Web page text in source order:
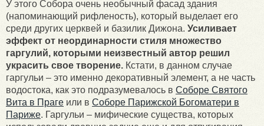
У этого Собора очень необычный фасад здания
(напоминающий рифленость), который выделает его
среди других церквей и базилик Дижона. Усиливает
эффект от неординарности стиля множество
гаргулий, которыми неизвестный автор решил
украсить свое творение. Кстати, в данном случае
гаргульи – это именно декоративный элемент, а не часть
водостока, как это подразумевалось в Соборе Святого
Вита в Праге или в Соборе Парижской Богоматери в
Париже. Гаргульи – мифические существа, которых